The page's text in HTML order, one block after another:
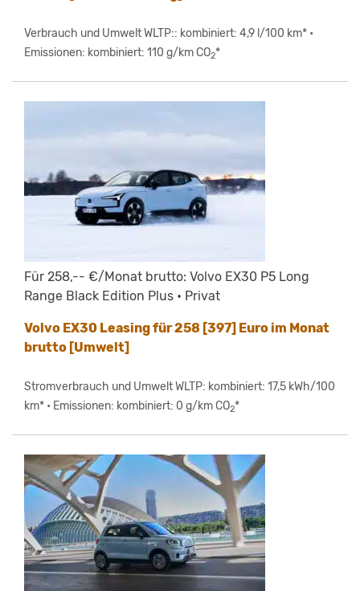
Verbrauch und Umwelt WLTP:: kombiniert: 4,9 l/100 km* •
Emissionen: kombiniert: 110 g/km CO2*
Für 258,-- €/Monat brutto: Volvo EX30 P5 Long
Range Black Edition Plus • Privat
Volvo EX30 Leasing für 258 [397] Euro im Monat
brutto [Umwelt]
Stromverbrauch und Umwelt WLTP: kombiniert: 17,5 kWh/100
km* • Emissionen: kombiniert: 0 g/km CO2*